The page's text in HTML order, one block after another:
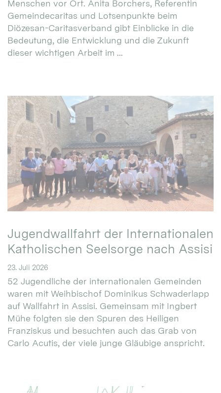
Menschen vor Ort. Anita Borchers, Referentin
Gemeindecaritas und Lotsenpunkte beim
Diözesan-Caritasverband gibt Einblicke in die
Bedeutung, die Entwicklung und die Zukunft
dieser wichtigen Arbeit im ...
Jugendwallfahrt der Internationalen
Katholischen Seelsorge nach Assisi
23. Juli 2026
52 Jugendliche der internationalen Gemeinden
waren mit Weihbischof Dominikus Schwaderlapp
auf Wallfahrt in Assisi. Gemeinsam mit Ingbert
Mühe folgten sie den Spuren des Heiligen
Franziskus und besuchten auch das Grab von
Carlo Acutis, der viele junge Gläubige anspricht.